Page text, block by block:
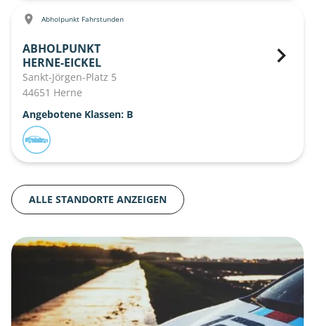
Abholpunkt Fahrstunden
ABHOLPUNKT
HERNE-EICKEL
Sankt-Jörgen-Platz 5
44651 Herne
Angebotene Klassen: B
ALLE STANDORTE ANZEIGEN